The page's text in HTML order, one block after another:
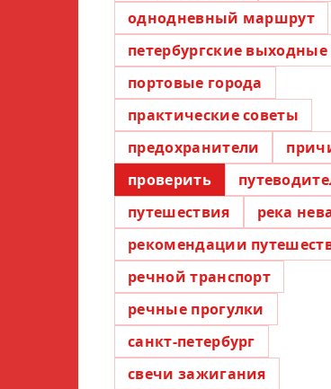
однодневный маршрут
петербургские выходные
портовые города
практические советы
предохранители
проверить
путешествия
река
рекомендации
речной транспорт
речные прогулки
санкт-петербург
свечи зажигания